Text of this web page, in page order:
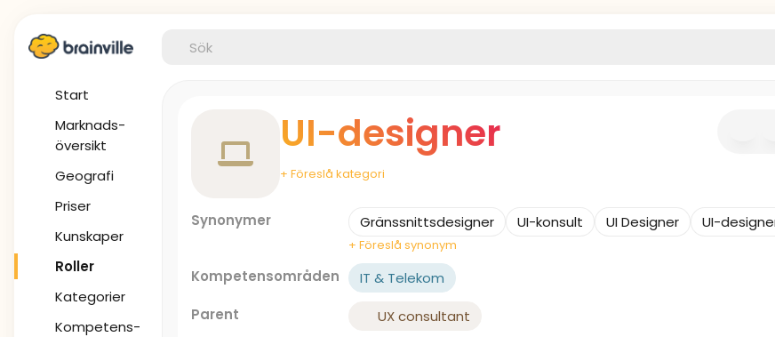
Start
Marknads-
översikt
Geografi
Priser
Kunskaper
Roller
Kategorier
Kompetens-
UI-designer
+ Föreslå kategori
Synonymer Gränssnittsdesigner UI-konsult UI Designer UI-
+ Föreslå synonym
Kompetensområden
IT & Telekom
Parent
UX consultant